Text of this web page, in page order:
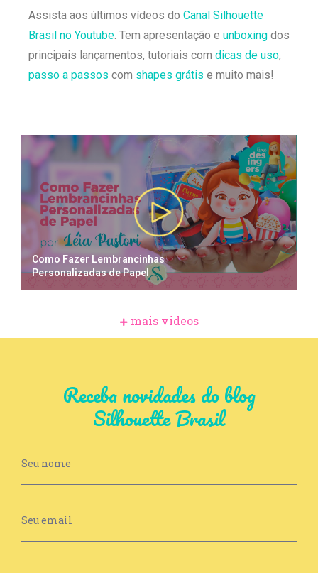
Assista aos últimos vídeos do Canal Silhouette
Brasil no Youtube. Tem apresentação e unboxing dos
principais lançamentos, tutoriais com dicas de uso,
passo a passos com shapes grátis e muito mais!
Como Fazer Lembrancinhas
Personalizadas de Papel
mais videos
Receba novidades do blog
Silhouette Brasil